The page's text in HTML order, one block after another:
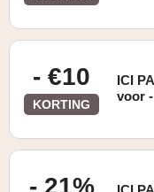
- €10
KORTING
ICI
voor
- 21%